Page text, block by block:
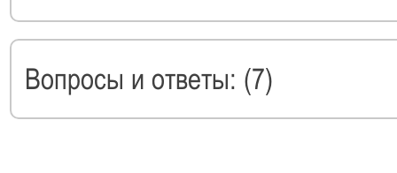
Вопросы и ответы: (7)